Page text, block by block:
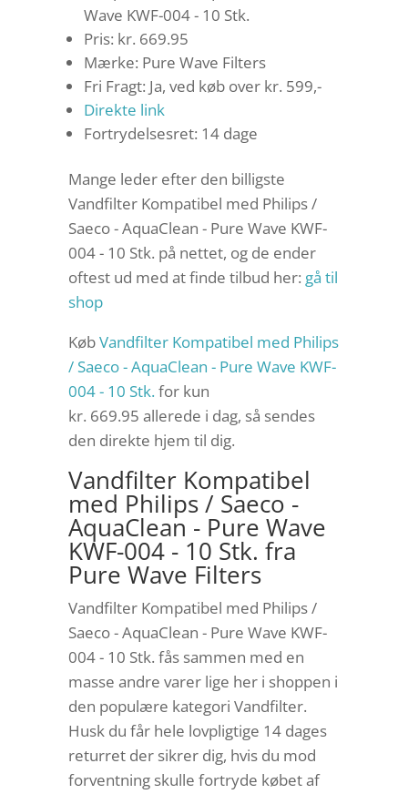
Wave KWF-004 - 10 Stk.
Pris: kr. 669.95
Mærke: Pure Wave Filters
Fri Fragt: Ja, ved køb over kr. 599,-
Direkte link
Fortrydelsesret: 14 dage
Mange leder efter den billigste
Vandfilter Kompatibel med Philips /
Saeco - AquaClean - Pure Wave KWF-
004 - 10 Stk. på nettet, og de ender
oftest ud med at finde tilbud her: gå til
shop
KøbVandfilter Kompatibel med Philips
/ Saeco - AquaClean - Pure Wave KWF-
004 - 10 Stk.for kun
kr. 669.95 allerede i dag, så sendes
den direkte hjem til dig.
Vandfilter Kompatibel
med Philips / Saeco -
AquaClean - Pure Wave
KWF-004 - 10 Stk. fra
Pure Wave Filters
Vandfilter Kompatibel med Philips /
Saeco - AquaClean - Pure Wave KWF-
004 - 10 Stk. fås sammen med en
masse andre varer lige her i shoppen i
den populære kategori Vandfilter.
Husk du får hele lovpligtige 14 dages
returret der sikrer dig, hvis du mod
forventning skulle fortryde købet af